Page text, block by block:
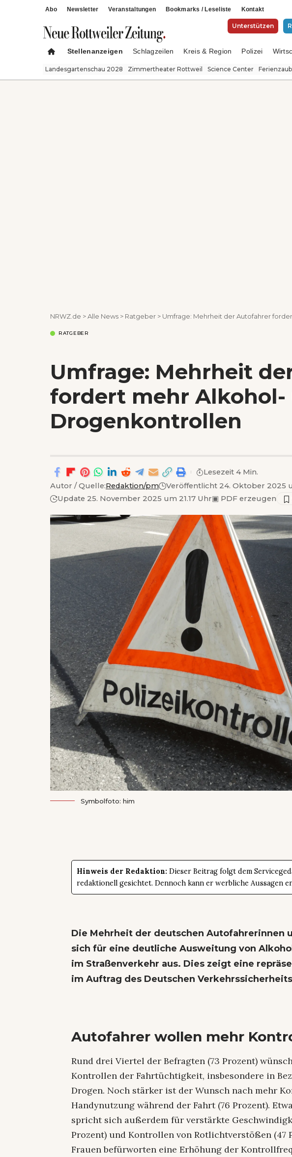
Abo Newsletter Veranstaltungen Bookmarks / Leseliste Kontakt
Unterstützen
Stellenanzeigen Schlagzeilen Kreis & Region Polizei
Landesgartenschau 2028 Zimmertheater Rottweil Science Center
NRWZ.de >Alle News > Ratgeber > Umfrage: Mehrheit der Autofahrer
RATGEBER
Umfrage: Mehrheit
fordert mehr Alkohol-
Drogenkontrollen
Autor / Quelle:Redaktion/pm
Veröffentlicht 24. Oktober 2025
Update 25. November 2025 um 21.17 Uhr▣ PDF erzeugen
Lesezeit 4 Min.
Symbolfoto: him
Hinweis der Redaktion: Dieser Beitrag folgt dem
redaktionell gesichtet. Dennoch kann er werbliche Aussagen
Die Mehrheit der deutschen Autofahrerinnen
sich für eine deutliche Ausweitung von
im Straßenverkehr aus. Dies zeigt eine
im Auftrag des Deutschen
Autofahrer wollen mehr
Rund drei Viertel der Befragten (73 Prozent)
Kontrollen der Fahrtüchtigkeit, insbesondere in
Drogen. Noch stärker ist der Wunsch nach mehr
Handynutzung während der Fahrt (76 Prozent).
spricht sich außerdem für verstärkte
Prozent) und Kontrollen von Rotlichtverstößen (47
Frauen befürworten eine Erhöhung der